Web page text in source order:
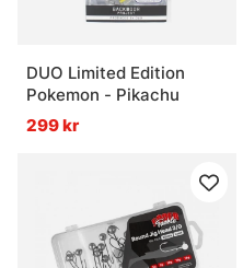
DUO Limited Edition
Pokemon - Pikachu
299 kr